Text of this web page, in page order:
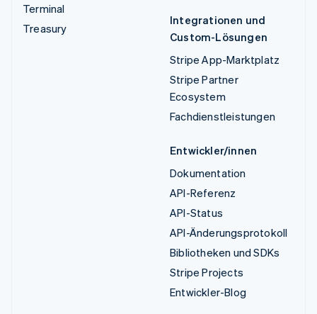
Terminal
Treasury
Integrationen und
Custom-Lösungen
Stripe App-Marktplatz
Stripe Partner
Ecosystem
Fachdienstleistungen
Entwickler/innen
Dokumentation
API-Referenz
API-Status
API-Änderungsprotokoll
Bibliotheken und SDKs
Stripe Projects
Entwickler-Blog